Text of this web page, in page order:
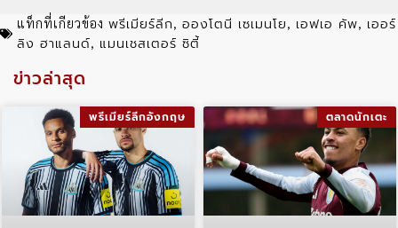
แท็กที่เกียวข้อง พรีเมียร์ลีก, อองโตนี เซเมนโย, เอฟเอ คัพ, เออร์
ลิง ฮาแลนด์, แมนเชสเตอร์ ซิตี้
ข่าวล่าสุด
พรีเมียร์ลีกอังกฤษ ตลาดนักเตะ